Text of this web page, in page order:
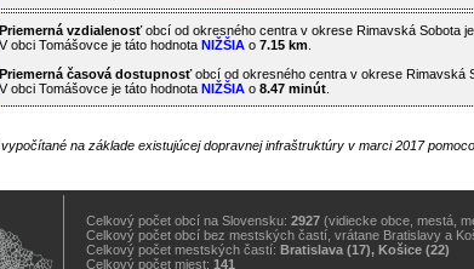
Priemerná vzdialenosťobcí od okresného centra v okrese Rimavská Sobota je
V obci Tomášovce je táto hodnota NIŽŠIA o 7.15 km
Priemerná časová dostupnosťobcí od okresného centra v okrese Rimavská
V obci Tomášovce je táto hodnota NIŽŠIA o 8.47 minút
na základe existujúcej dopravnej infraštruktúry v marci 2017
Celkový počet obcí na Slovensku: 2927 (vidiecke obce, mestá,
Celkový počet obcí bez mestských častí, vrátane Bratislavy a
Celkový počet mestských častí: Bratislava (17), Košice (22)
Celkový počet miest: 141